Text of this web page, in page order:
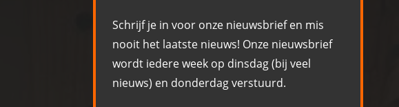
Schrijf je in voor onze nieuwsbrief en mis
nooit het laatste nieuws! Onze nieuwsbrief
wordt iedere week op dinsdag (bij veel
nieuws) en donderdag verstuurd.